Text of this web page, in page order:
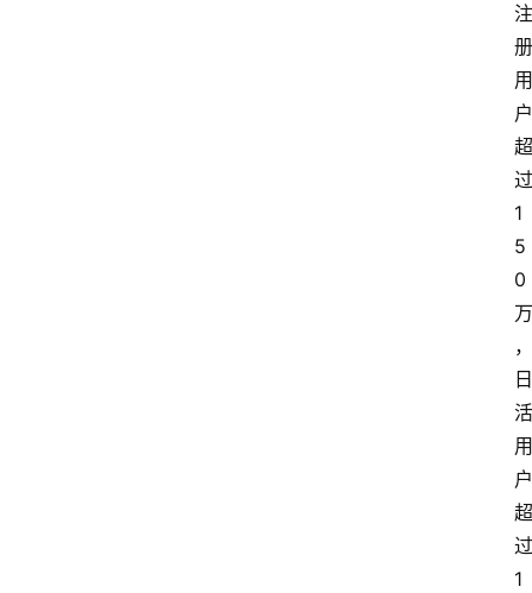
注
册
用
户
超
过
1
5
0
万
，
日
活
用
户
超
过
1